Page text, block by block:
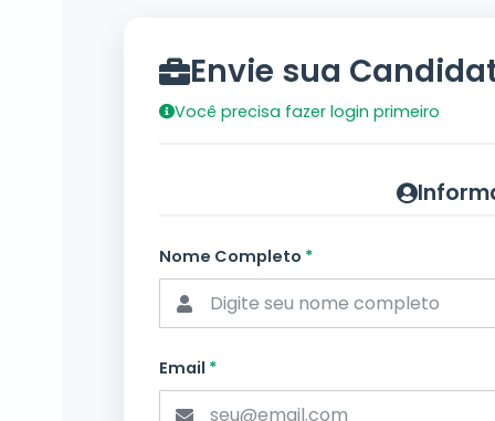
Envie sua
Você precisa fazer login primeiro
Nome Completo *
Email *